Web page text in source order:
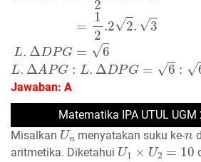
G
L.ΔAPG:L. D PG=6:6=
Jawaban: A
Matematika IPA UTUL UGM
Misalkan
Un
menyatakan suku ke-
n
aritmetika. Diketahui
U1× U2=10